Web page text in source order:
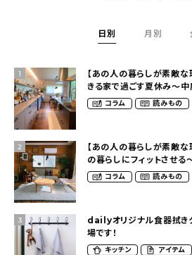
日別 月別
1
【あの人の暮らしが素敵
きる家で過ごす夏休み〜
（yume_2700さん）
コラム 読みもの
2
【あの人の暮らしが素敵
の暮らしにフィットさせ
（idasanchiさん）
コラム 読みもの
3
dailyオリジナル食器拭き
場です！
キッチン アイテム